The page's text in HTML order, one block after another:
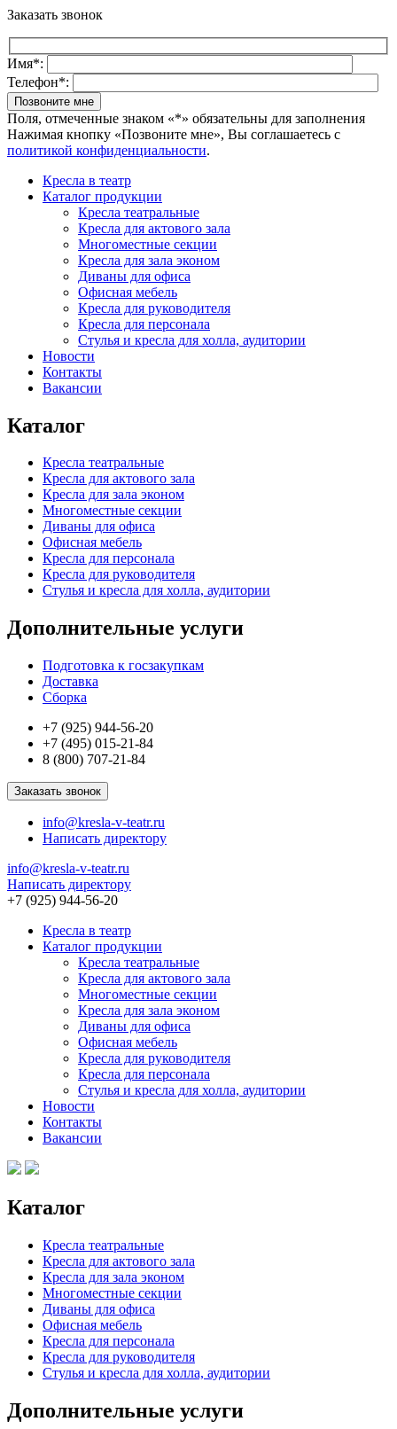
Заказать звонок
Имя*:
Телефон*:
Поля, отмеченные знаком «*» обязательны для заполнения
Нажимая кнопку «Позвоните мне», Вы соглашаетесь с
политикой конфиденциальности.
Кресла в театр
Каталог продукции
Кресла театральные
Кресла для актового зала
Многоместные секции
Кресла для зала эконом
Диваны для офиса
Офисная мебель
Кресла для руководителя
Кресла для персонала
Стулья и кресла для холла, аудитории
Новости
Контакты
Вакансии
Каталог
Кресла театральные
Кресла для актового зала
Кресла для зала эконом
Многоместные секции
Диваны для офиса
Офисная мебель
Кресла для персонала
Кресла для руководителя
Стулья и кресла для холла, аудитории
Дополнительные услуги
Подготовка к госзакупкам
Доставка
Сборка
+7 (925) 944-56-20
+7 (495) 015-21-84
8 (800) 707-21-84
Заказать звонок
info@kresla-v-teatr.ru
Написать директору
info@kresla-v-teatr.ru
Написать директору
+7 (925) 944-56-20
Кресла в театр
Каталог продукции
Кресла театральные
Кресла для актового зала
Многоместные секции
Кресла для зала эконом
Диваны для офиса
Офисная мебель
Кресла для руководителя
Кресла для персонала
Стулья и кресла для холла, аудитории
Новости
Контакты
Вакансии
Каталог
Кресла театральные
Кресла для актового зала
Кресла для зала эконом
Многоместные секции
Диваны для офиса
Офисная мебель
Кресла для персонала
Кресла для руководителя
Стулья и кресла для холла, аудитории
Дополнительные услуги